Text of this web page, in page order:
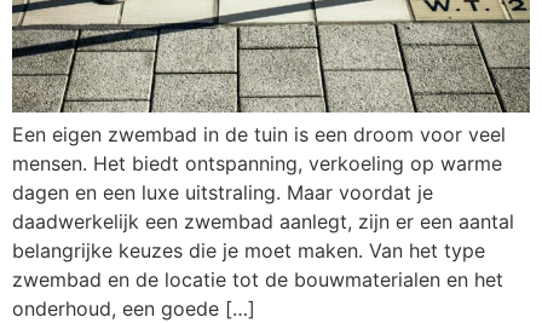
Een eigen zwembad in de tuin is een droom voor veel
mensen. Het biedt ontspanning, verkoeling op warme
dagen en een luxe uitstraling. Maar voordat je
daadwerkelijk een zwembad aanlegt, zijn er een aantal
belangrijke keuzes die je moet maken. Van het type
zwembad en de locatie tot de bouwmaterialen en het
onderhoud, een goede […]